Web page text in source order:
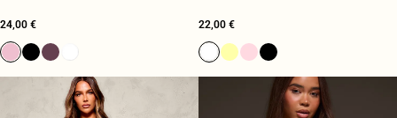
24,00 € 22,00 €